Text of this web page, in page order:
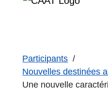
Participants
Nouvelles destinées
Une nouvelle